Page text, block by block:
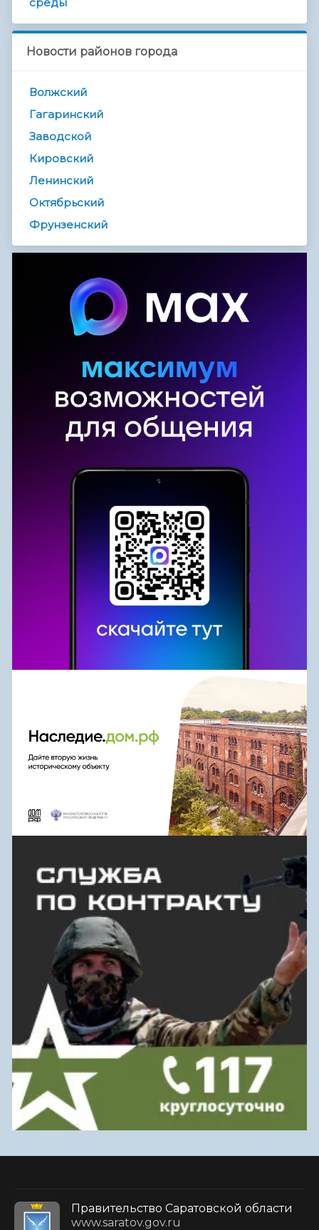
Новости районов города
Волжский
Гагаринский
Заводской
Кировский
Ленинский
Октябрьский
Фрунзенский
Правительство Саратовской области
www.saratov.gov.ru